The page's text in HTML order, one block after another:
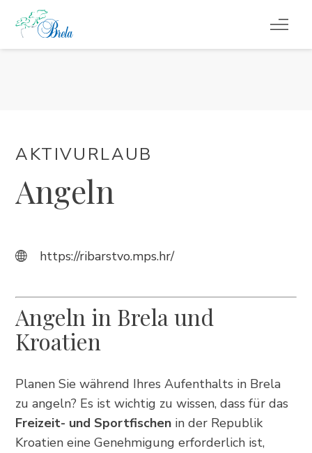
VERANSTALTUNGEN
INFO
Trg Alojzija Stepinca 10, 21322 Brela
+385 21 618 337
info@brela.hr
AKTIVURLAUB
Angeln
https://ribarstvo.mps.hr/
Angeln in Brela und
Kroatien
Planen Sie während Ihres Aufenthalts in Brela
zu angeln? Es ist wichtig zu wissen, dass für das
Freizeit- und Sportfischen in der Republik
Kroatien eine Genehmigung erforderlich ist,